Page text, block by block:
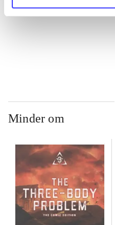
...
Minder om